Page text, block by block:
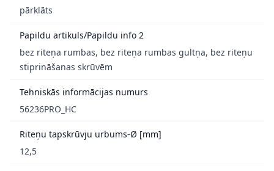
pārklāts
Papildu artikuls/Papildu info 2
bez riteņa rumbas, bez riteņa rumbas gultņa, bez riteņu
stiprināšanas skrūvēm
Tehniskās informācijas numurs
56236PRO_HC
Riteņu tapskrūvju urbums-Ø [mm]
12,5